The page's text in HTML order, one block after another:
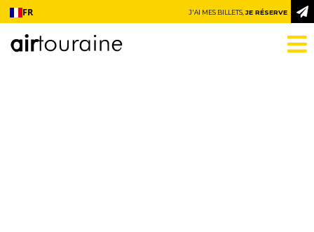
Aller au contenu
FR J'AI MES BILLETS,JE RÉSERVE